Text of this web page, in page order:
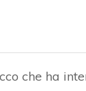
che ha